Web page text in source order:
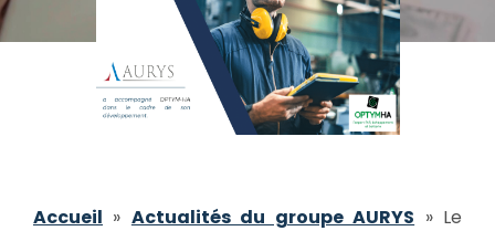
Accueil » Actualités du groupe AURYS » Le